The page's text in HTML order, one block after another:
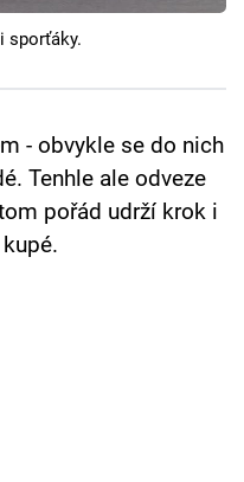
sporťáky.
- obvykle se do nich
Tenhle ale odveze
pořád udrží krok i